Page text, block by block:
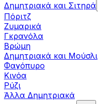
Δημητριακά και Σιτηρά
Πόριτζ
Ζυμαρικά
Γκρανόλα
Βρώμη
Δημητριακά και Μούσλι
Φαγόπυρο
Κινόα
Ρύζι
Άλλα Δημητριακά